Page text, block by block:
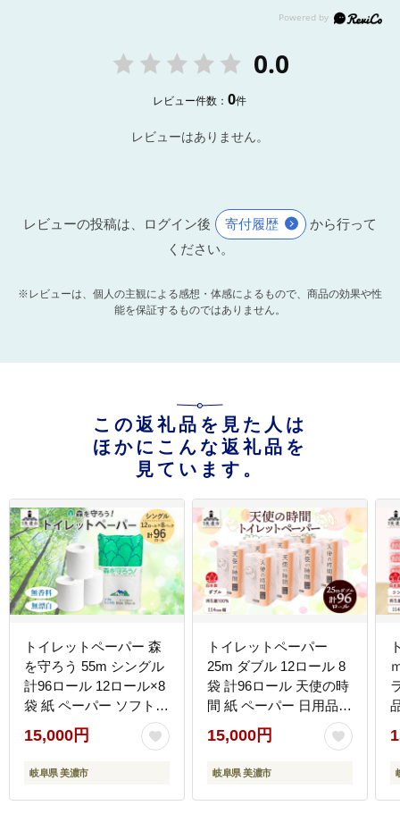
0.0
レビュー件数：0件
レビューはありません。
レビューの投稿は、ログイン後 寄付履歴
から行って
ください。
※レビューは、個人の主観による感想・体感によるもので、商品の効果や性
能を保証するものではありません。
この返礼品を見た人は
ほかにこんな返礼品を
見ています。
トイレットペーパー 森
を守ろう 55m シングル
計96ロール 12ロール×8
袋 紙 ペーパー ソフト
日用品 消耗品 リサイク
ル 再生紙 無香料 厚手
トイレ用品 衛生用品 備
生活応援 牧製紙 送料無
15,000円
岐阜県 美濃市
トイレットペーパー
25m ダブル 12ロール 8
袋 計96ロール 天使の時
間 紙 ペーパー 日用品
消耗品 リサイクル 再生
紙 無香料 厚手 ソフト
トイレ用品 備蓄 ストッ
製紙 送料無料 岐阜県
15,000円
岐阜県 美濃市